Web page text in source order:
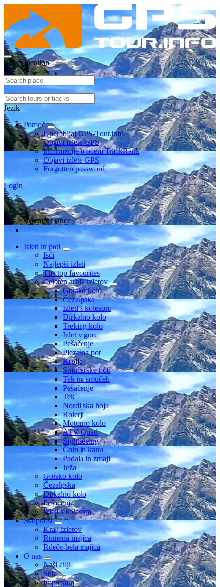
Select location
Jezik
Pomoč
Uporabljaj GPS-Tour.info
Objavi izlete GPS
Informacije o oceni TrackRank
Objavi izlete GPS
Forgotten password
Login
Member since
Izleti in poti
Išči
Najlepši izleti
The top favourites
Celoten arhiv izletov
Gorsko kolo
Čezalpska
Izleti s kolesom
Dirkalno kolo
Treking kolo
Izlet v gore
Pešačenje
Plezalna pot
Krplje
Smučarske poti
Tek na smučeh
Pešačenje
Tek
Nordijska hoja
Rolerji
Motorno kolo
ATV-Quad
Sightseeing
Čoln in kanu
Padala in zmaji
Ježa
Gorsko kolo
Čezalpska
Dirkalno kolo
Pešačenje
Izleti s kolesom
Skupnost
Kralj izletov
Rumena majica
Rdeče-bela majica
O nas
Naši cilji
Stik
Impresum